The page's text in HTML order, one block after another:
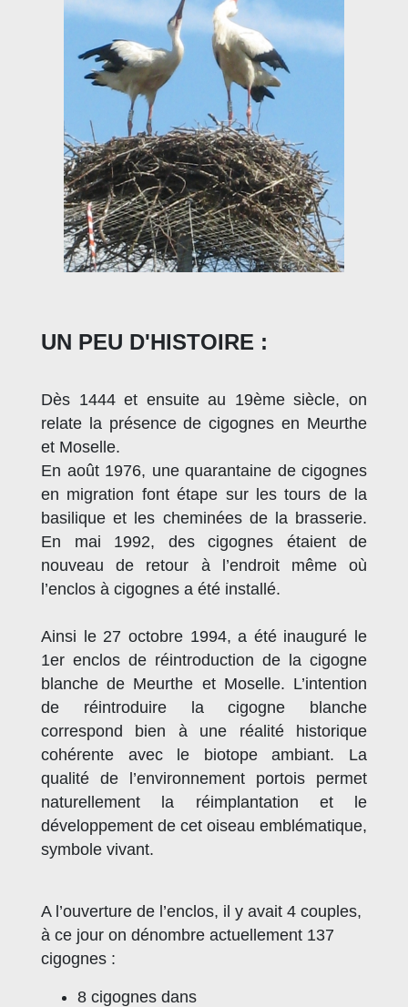
UN PEU D'HISTOIRE :
Dès 1444 et ensuite au 19ème siècle, on
relate la présence de cigognes en Meurthe
et Moselle.
En août 1976, une quarantaine de cigognes
en migration font étape sur les tours de la
basilique et les cheminées de la brasserie.
En mai 1992, des cigognes étaient de
nouveau de retour à l’endroit même où
l’enclos à cigognes a été installé.
Ainsi le 27 octobre 1994, a été inauguré le
1er enclos de réintroduction de la cigogne
blanche de Meurthe et Moselle. L’intention
de réintroduire la cigogne blanche
correspond bien à une réalité historique
cohérente avec le biotope ambiant. La
qualité de l’environnement portois permet
naturellement la réimplantation et le
développement de cet oiseau emblématique,
symbole vivant.
A l’ouverture de l’enclos, il y avait 4 couples,
à ce jour on dénombre actuellement 137
cigognes :
8 cigognes dans